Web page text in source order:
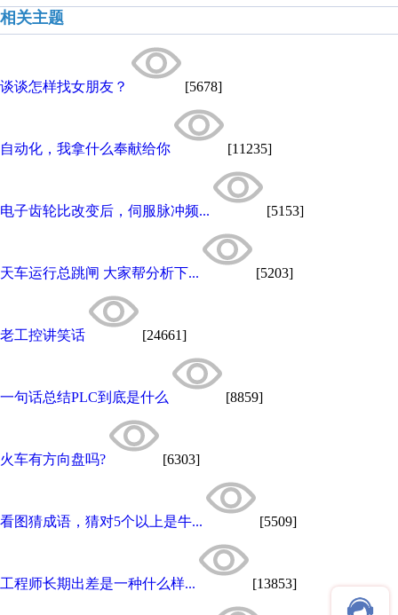
相关主题
谈谈怎样找女朋友？ [5678]
自动化，我拿什么奉献给你 [11235]
电子齿轮比改变后，伺服脉冲频... [5153]
天车运行总跳闸 大家帮分析下... [5203]
老工控讲笑话 [24661]
一句话总结PLC到底是什么 [8859]
火车有方向盘吗? [6303]
看图猜成语，猜对5个以上是牛... [5509]
工程师长期出差是一种什么样... [13853]